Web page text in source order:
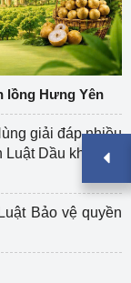
lồng Hưng Yên
giải đáp nhiều
Dầu khí (sửa
Bảo vệ quyền